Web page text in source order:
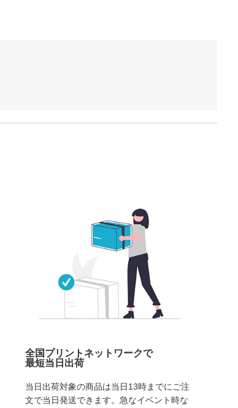
全国プリントネットワークで
最短当日出荷
当日出荷対象の商品は当日13時までにご注
文で当日発送できます。急なイベント時な